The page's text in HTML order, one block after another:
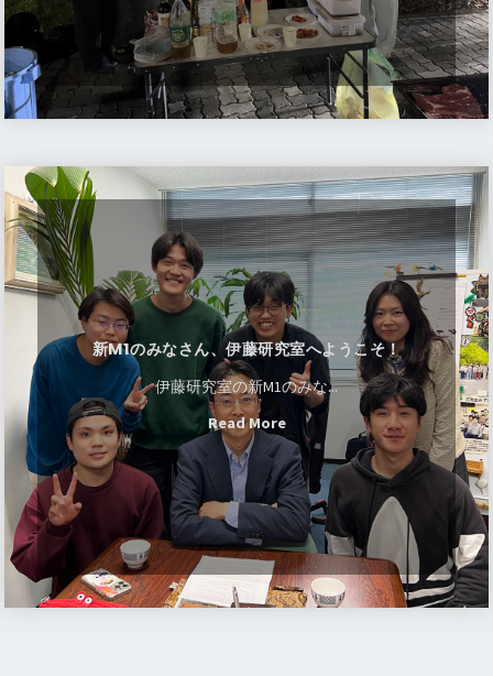
した。おめでとうございます！
2025.5/1
伊藤研究室のM1のメンバーが決定しました。
R6年度学位記授与式が行われ、伊藤研でお祝い会
を開きました。
2025.3/24
D3大塚さんが最優秀学生賞(博士課程)を受賞しま
した。
2025.3/3
D3大塚さんの研究が朝日新聞デジタル版に掲載さ
れました。詳しくはこちらからご覧ください。
2025.2/25
白川助教らの論文がNature Plantsに掲載されまし
た。詳しくはこちらからご覧ください。
2025.2/24
伊藤教授らの論文がNature Plantsに掲載されまし
た。詳しくはこちらから ご覧ください。
し
た。"
り
ま
し
た。"
催
し
ま
し
た！
生
歓
迎
会
を
開
催
し
ま
し
た！"
M1
の
み
な
研
よ
う
新M1のみなさん、伊藤研究室へようこそ！
伊藤研究室の新M1のみな...
Read More"新
M1
の
み
な
さ
ん、